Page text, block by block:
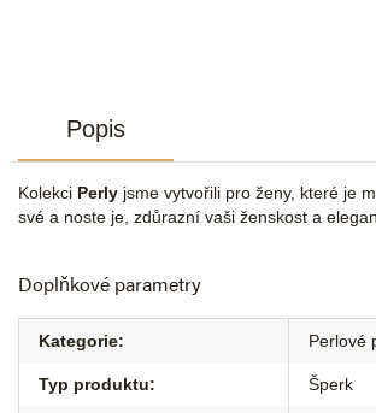
Popis
Kolekci Perly jsme vytvořili pro ženy, které je
své a noste je, zdůrazní vaši ženskost a
Doplňkové parametry
Kategorie: Perlové
Typ produktu: Šperk